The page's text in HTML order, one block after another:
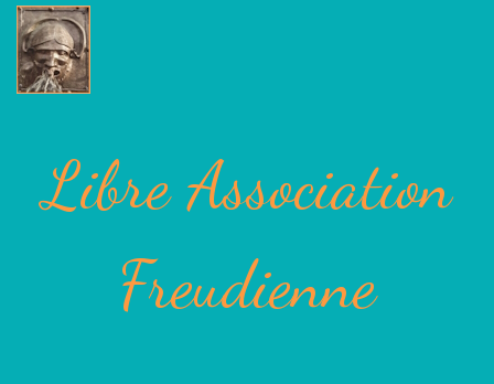
Libre Association
Freudienne